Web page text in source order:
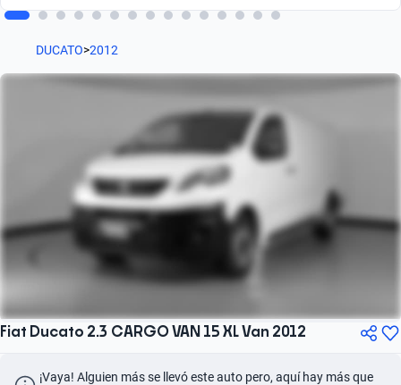
DUCATO>2012
Fiat Ducato 2.3 CARGO VAN 15 XL Van 2012
¡Vaya! Alguien más se llevó este auto pero, aquí hay más que